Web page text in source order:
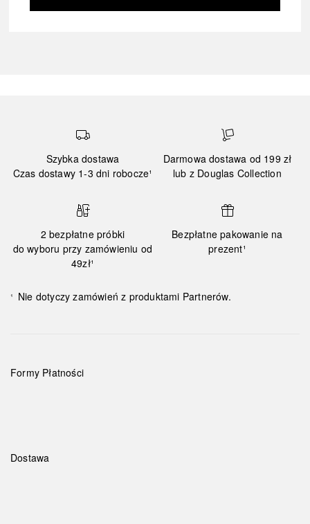
Szybka dostawa
Czas dostawy 1-3 dni robocze¹
Darmowa dostawa od 199 zł
lub z Douglas Collection
2 bezpłatne próbki
do wyboru przy zamówieniu od
49zł¹
Bezpłatne pakowanie na
prezent¹
¹ Nie dotyczy zamówień z produktami Partnerów.
Formy Płatności
Dostawa